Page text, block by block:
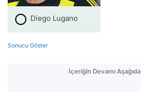
Diego Lugano
Sonucu Göster
İçeriğin Devamı Aşağıda